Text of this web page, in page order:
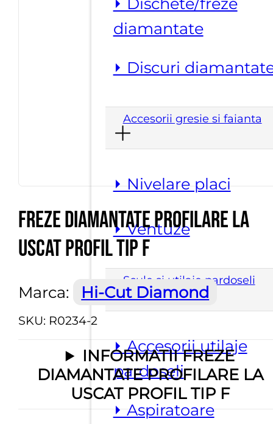
diamantate
⏵ Discuri
Accesorii gresie si faianta
⏵ Nivelare placi
⏵ Ventuze
Scule si utilaje pardoseli
⏵ Accesorii utilaje
pardoseli
⏵ Aspiratoare
Freze diamantate profilare la
uscat Profil tip F
Marca: Hi-Cut Diamond
SKU: R0234-2
INFORMATII FREZE
DIAMANTATE PROFILARE LA
USCAT PROFIL TIP F